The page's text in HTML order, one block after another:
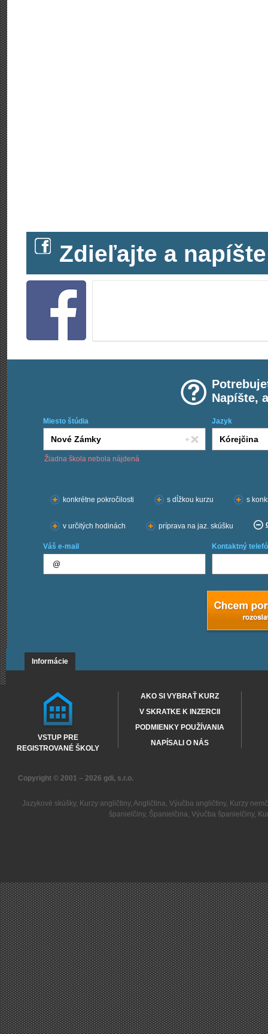
Zdieľajte a
Napíšte,
Miesto štúdia Jazyk
Žiadna škola nebola nájdená
konkrétne pokročilosti
s dĺžkou kurzu s
v určitých hodinách príprava na jaz. skúšku
Váš e-mail Kontaktný
Informácie
VSTUP PRE
REGISTROVANÉ ŠKOLY
AKO SI VYBRAŤ KURZ
V SKRATKE K INZERCII
PODMIENKY POUŽÍVANIA
NAPÍSALI O NÁS
Copyright © 2001 – 2026 gdi, s.r.o.
Jazykové skúšky, Kurzy angličtiny, Angličtina, Výučba angličtiny, Kurzy
španielčiny, Španielčina, Výučba španielčiny,